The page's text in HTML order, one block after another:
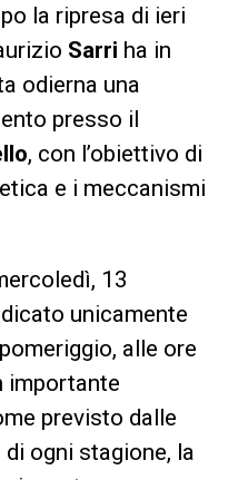
la ripresa di ieri
Sarri ha in
odierna una
presso il
, con l’obiettivo di
e i meccanismi
13
unicamente
alle ore
importante
previsto dalle
di ogni stagione, la